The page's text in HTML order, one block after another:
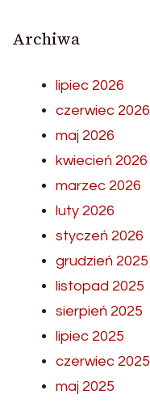
Archiwa
lipiec 2026
czerwiec 2026
maj 2026
kwiecień 2026
marzec 2026
luty 2026
styczeń 2026
grudzień 2025
listopad 2025
sierpień 2025
lipiec 2025
czerwiec 2025
maj 2025